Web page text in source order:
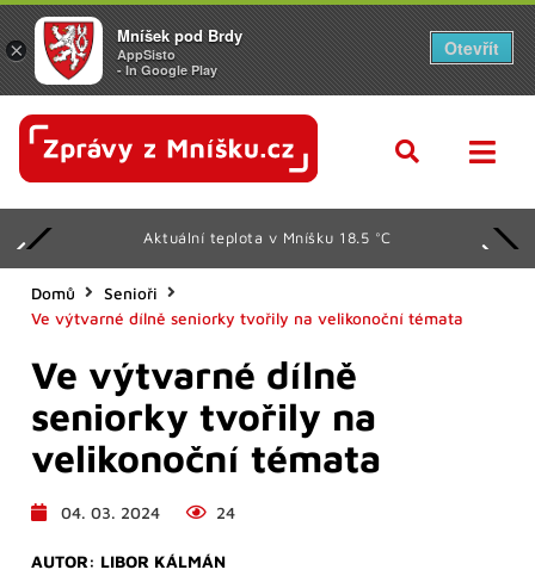
Aktuální teplota v Mníšku 18.5 °C
Domů
Senioři
Ve výtvarné dílně seniorky tvořily na velikonoční témata
Ve výtvarné dílně
seniorky tvořily na
velikonoční témata
04. 03. 2024 24
AUTOR: LIBOR KÁLMÁN
×
Mníšek pod Brdy
AppSisto
- In Google Play
Otevřít